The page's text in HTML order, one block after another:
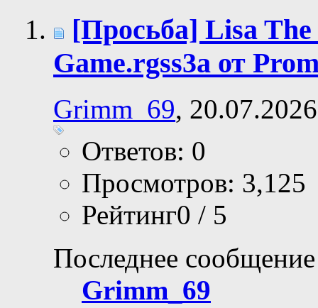
[Просьба] Lisa
Game.rgss3a от
Grimm_69,
Ответов: 0
Просмотров: 3,125
Рейтинг0 / 5
Последнее
Grimm_69